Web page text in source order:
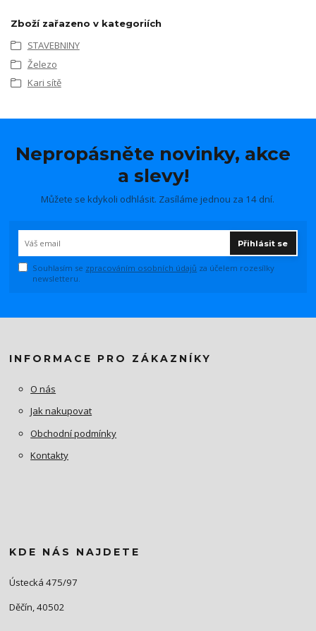
Zboží zařazeno v kategoriích
STAVEBNINY
Železo
Kari sítě
Nepropásněte novinky, akce
a slevy!
Můžete se kdykoli odhlásit. Zasíláme jednou za 14 dní.
Přihlásit se
Souhlasím se zpracováním osobních údajů za účelem rozesílky
newsletteru.
INFORMACE PRO ZÁKAZNÍKY
O nás
Jak nakupovat
Obchodní podmínky
Kontakty
KDE NÁS NAJDETE
Ústecká 475/97
Děčín, 40502